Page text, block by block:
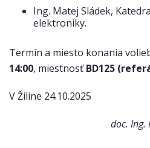
Ing. Matej Sládek,
elektroniky.
Termín a miesto konania
14:00, miestnosťBD125
V Žiline 24.10.2025
doc. Ing.